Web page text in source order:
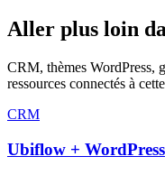
Aller plus loin
CRM, thèmes WordPress,
ressources connectés à
CRM
Ubiflow + WordPress